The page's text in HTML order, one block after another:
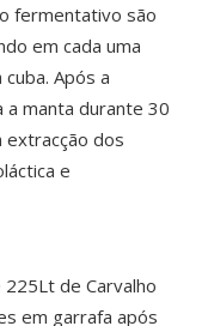
fermentativo são
em cada uma
Após a
a manta durante 30
extracção dos
e
de Carvalho
em garrafa após